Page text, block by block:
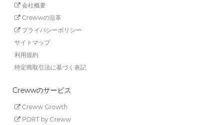
会社概要
Crewwの沿革
プライバシーポリシー
サイトマップ
利用規約
特定商取引法に基づく表記
Crewwのサービス
Creww Growth
PORT by Creww